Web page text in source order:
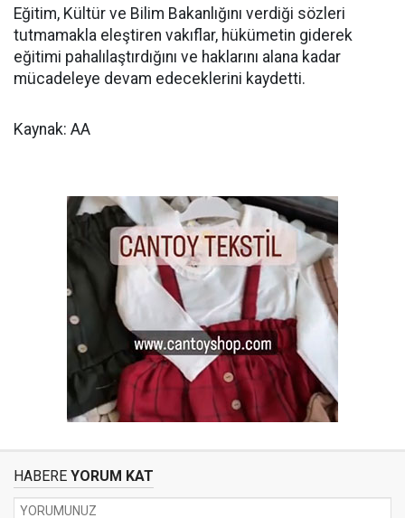
Eğitim, Kültür ve Bilim Bakanlığını verdiği sözleri
tutmamakla eleştiren vakıflar, hükümetin giderek
eğitimi pahalılaştırdığını ve haklarını alana kadar
mücadeleye devam edeceklerini kaydetti.
Kaynak: AA
HABERE YORUM KAT